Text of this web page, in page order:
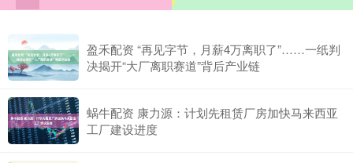
盈禾配资 “再见字节，月薪4万离职了”……一纸判
决揭开“大厂离职赛道”背后产业链
蜗牛配资 康力源：计划先租赁厂房加快马来西亚
工厂建设进度